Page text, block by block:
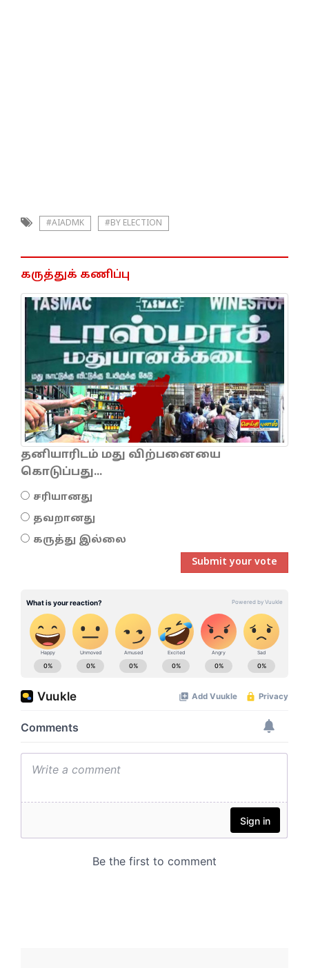
#AIADMK #BY ELECTION
கருத்துக் கணிப்பு
தனியாரிடம் மது விற்பனையை
கொடுப்பது...
சரியானது
தவறானது
கருத்து இல்லை
Submit your vote